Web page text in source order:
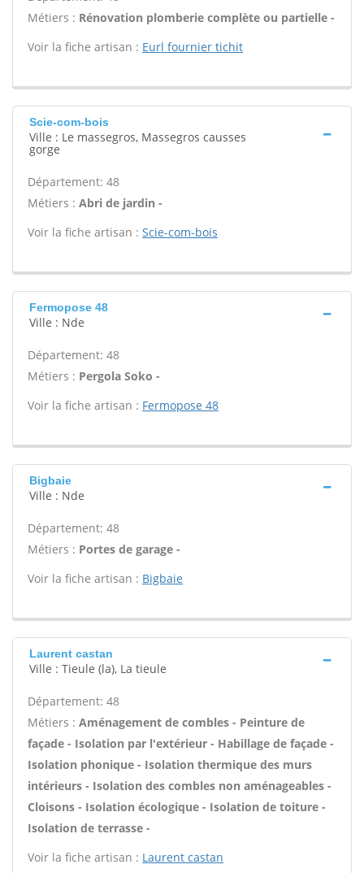
Métiers : Rénovation plomberie complète ou partielle -
Voir la fiche artisan : Eurl fournier tichit
Scie-com-bois
Ville : Le massegros, Massegros causses
gorge
Département: 48
Métiers : Abri de jardin -
Voir la fiche artisan : Scie-com-bois
Fermopose 48
Ville : Nde
Département: 48
Métiers : Pergola Soko -
Voir la fiche artisan : Fermopose 48
Bigbaie
Ville : Nde
Département: 48
Métiers : Portes de garage -
Voir la fiche artisan : Bigbaie
Laurent castan
Ville : Tieule (la), La tieule
Département: 48
Métiers : Aménagement de combles - Peinture de
façade - Isolation par l'extérieur - Habillage de façade -
Isolation phonique - Isolation thermique des murs
intérieurs - Isolation des combles non aménageables -
Cloisons - Isolation écologique - Isolation de toiture -
Isolation de terrasse -
Voir la fiche artisan : Laurent castan